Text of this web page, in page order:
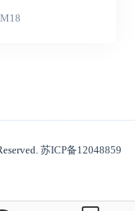
苏ICP备12048859